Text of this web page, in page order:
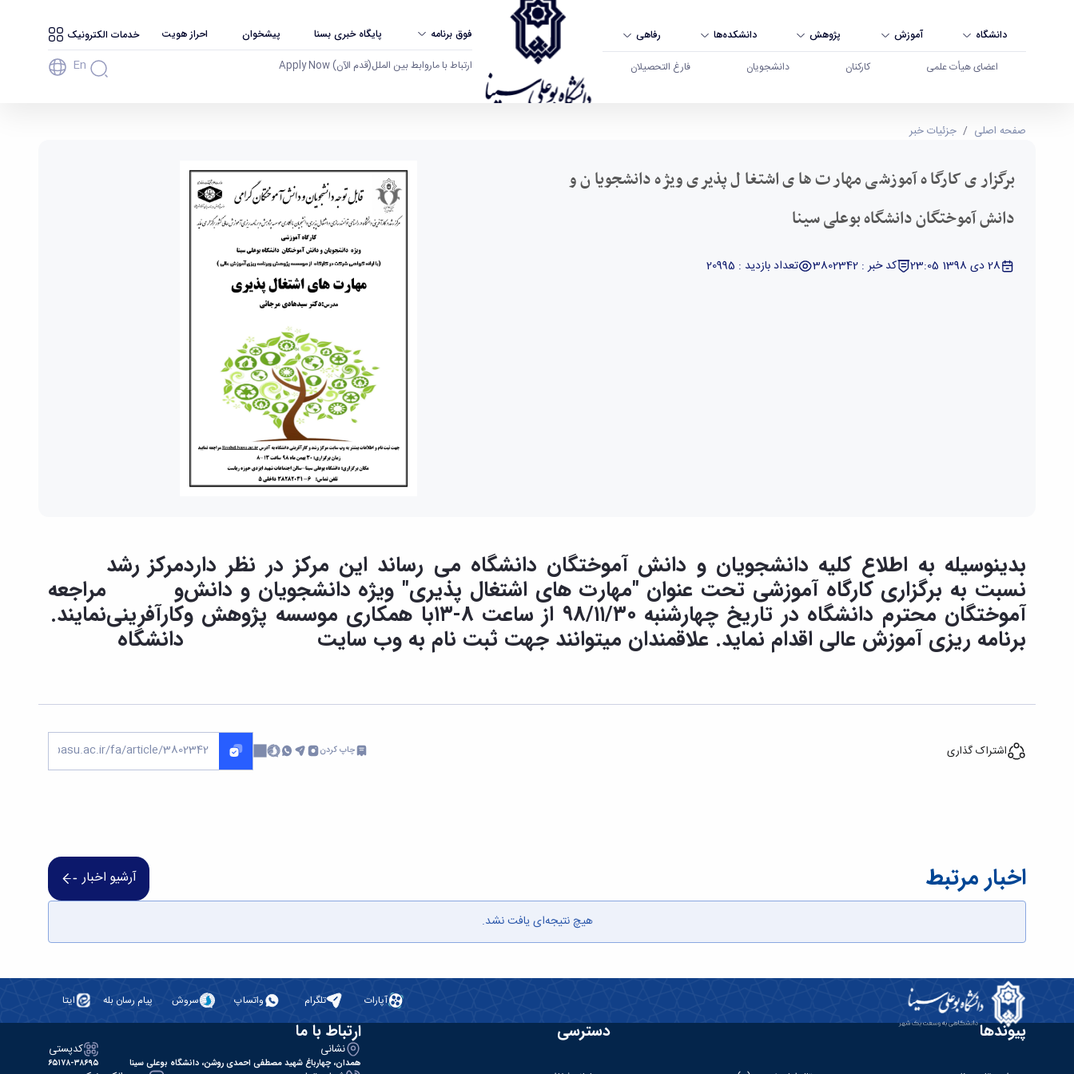
دانشگاه آموزش پژوهش دانشکده‌ها رفاهی
اعضای هیأت علمی کارکنان دانشجویان فارغ التحصیلان
فوق برنامه پایگاه خبری بسنا پیشخوان احراز هویت خدمات الکترونیک
ارتباط با ماروابط بین الملل(قدم الآن) Apply Now En
برگزاری کارگاه آموزشی مهارت های اشتغال پذیری ویژه دانشجویان و دانش آموختگان دانشگاه بوعلی سینا - دانشگاه بوعلی سینا همدان
صفحه اصلی جزئیات خبر
برگزاری کارگاه آموزشی مهارت های اشتغال پذیری ویژه دانشجویان و
دانش آموختگان دانشگاه بوعلی سینا
28 دی 1398 23:05 کد خبر : 3802342 تعداد بازدید : 20995
بدینوسیله به اطلاع کلیه دانشجویان و دانش آموختگان دانشگاه می رساند این مرکز در نظر دارد
نسبت به برگزاری کارگاه آموزشی تحت عنوان "مهارت های اشتغال پذیری" ویژه دانشجویان و دانش
آموختگان محترم دانشگاه در تاریخ چهارشنبه ۹۸/۱۱/۳۰ از ساعت ۸-۱۳با همکاری موسسه پژوهش و
برنامه ریزی آموزش عالی اقدام نماید. علاقمندان میتوانند جهت ثبت نام به وب سایت
مرکز رشد
و
کارآفرینی
دانشگاه
مراجعه
نمایند.
اشتراک گذاری چاپ کردن
اخبار مرتبط آرشیو اخبار
هیچ نتیجه‌ای یافت نشد.
آپارات تلگرام واتساپ سروش پیام رسان بله ایتا
پیوندها دسترسی ارتباط با ما
نشانی
همدان، چهارباغ شهید مصطفی احمدی روشن، دانشگاه بوعلی سینا
کدپستی
۶۵۱۷۸-۳۸۶۹۵